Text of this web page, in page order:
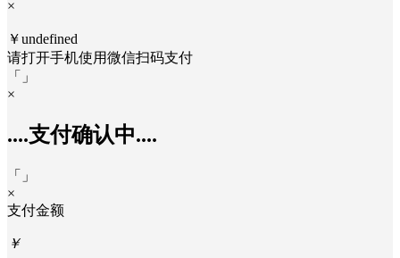
×
￥undefined
请打开手机使用微信扫码支付
「
」
×
....支付确认中....
「
」
×
支付金额
￥